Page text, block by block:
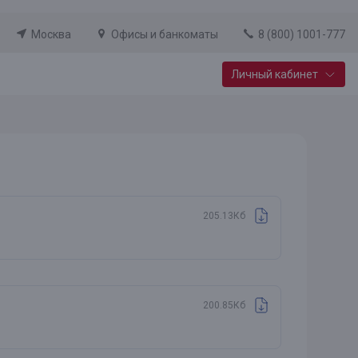
Москва Офисы и банкоматы 8 (800) 1001-777
Личный кабинет
205.13Кб
200.85Кб